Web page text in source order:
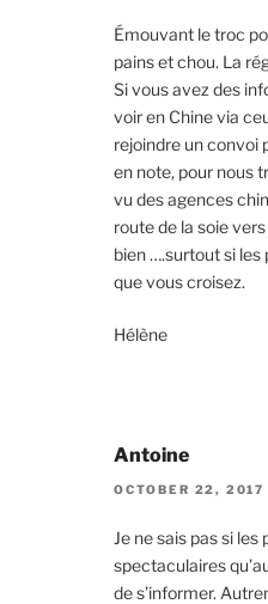
Émouvant le troc
pains et chou. La
Si vous avez des
voir en Chine via
rejoindre un convoi
en note, pour nous
vu des agences
route de la soie
bien ….surtout si
que vous croisez.
Hélène
Antoine
OCTOBER 22, 2017
Je ne sais pas si
spectaculaires
de s’informer.